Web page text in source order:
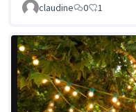
claudine
0 1